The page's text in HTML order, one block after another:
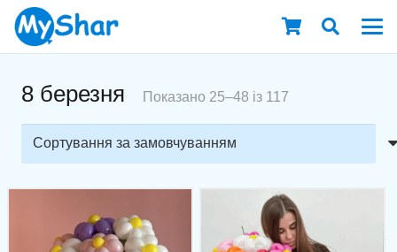
8 березня Показано 25–48 із 117